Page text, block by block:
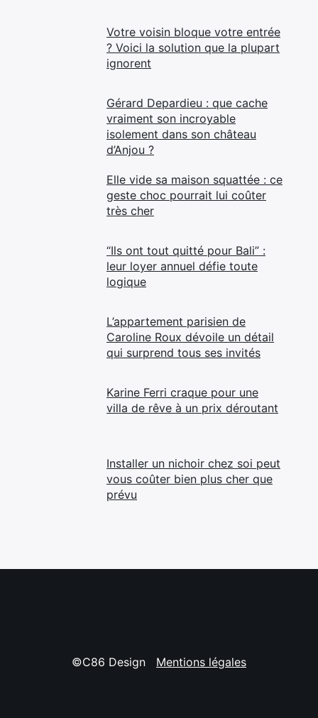
Votre voisin bloque votre entrée
? Voici la solution que la plupart
ignorent
Gérard Depardieu : que cache
vraiment son incroyable
isolement dans son château
d’Anjou ?
Elle vide sa maison squattée : ce
geste choc pourrait lui coûter
très cher
“Ils ont tout quitté pour Bali” :
leur loyer annuel défie toute
logique
L’appartement parisien de
Caroline Roux dévoile un détail
qui surprend tous ses invités
Karine Ferri craque pour une
villa de rêve à un prix déroutant
Installer un nichoir chez soi peut
vous coûter bien plus cher que
prévu
©C86 Design Mentions légales